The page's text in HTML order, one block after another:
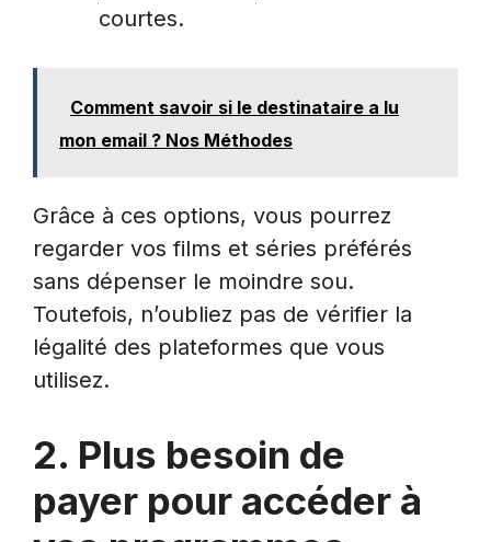
courtes.
Comment savoir si le destinataire a lu
mon email ? Nos Méthodes
Grâce à ces options, vous pourrez
regarder vos films et séries préférés
sans dépenser le moindre sou.
Toutefois, n’oubliez pas de vérifier la
légalité des plateformes que vous
utilisez.
2. Plus besoin de
payer pour accéder à